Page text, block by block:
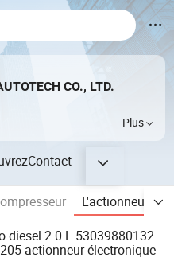
CO., LTD.
Plus
Contact
L'actionneur
diesel 2.0 L 53039880132
actionneur électronique